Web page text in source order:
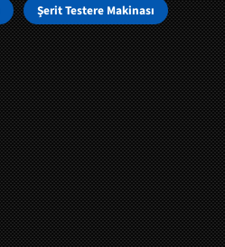
Şerit Testere Makinası